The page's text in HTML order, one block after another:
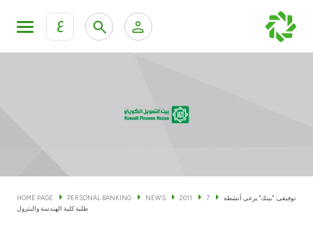
ع
KFH Online Corporate Banking Services
Cards
Banking Tiers
HOME PAGE PERSONAL BANKING NEWS 2011 7
توفيقى: "بيتك" يرعى أنشطة
طلبة كلية الهندسة والبترول